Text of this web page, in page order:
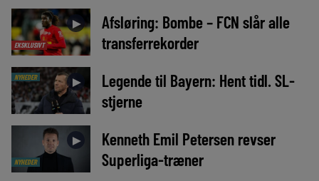
EKSKLUSIVT
►
Afsløring: Bombe – FCN slår alle
transferrekorder
NYHEDER ►
Legende til Bayern: Hent tidl. SL-
stjerne
NYHEDER
►
Kenneth Emil Petersen revser
Superliga-træner